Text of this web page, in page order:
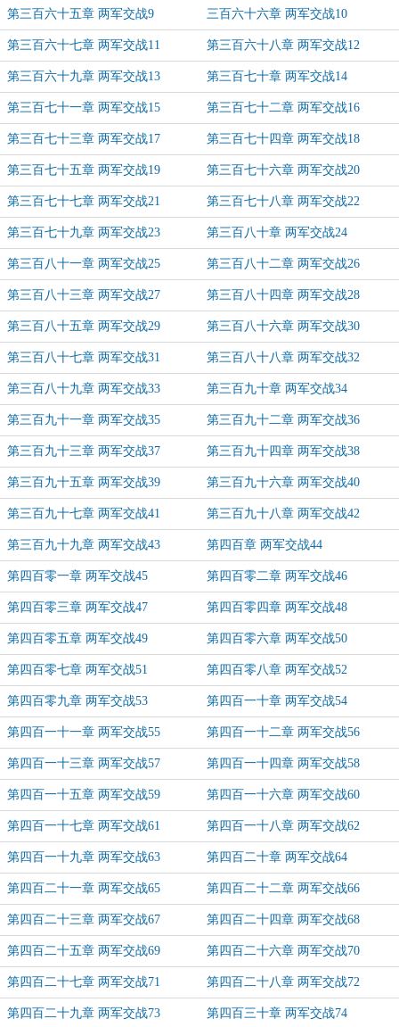
第三百六十五章 两军交战9 三百六十六章 两军交战10
第三百六十七章 两军交战11 第三百六十八章 两军交战12
第三百六十九章 两军交战13 第三百七十章 两军交战14
第三百七十一章 两军交战15 第三百七十二章 两军交战16
第三百七十三章 两军交战17 第三百七十四章 两军交战18
第三百七十五章 两军交战19 第三百七十六章 两军交战20
第三百七十七章 两军交战21 第三百七十八章 两军交战22
第三百七十九章 两军交战23 第三百八十章 两军交战24
第三百八十一章 两军交战25 第三百八十二章 两军交战26
第三百八十三章 两军交战27 第三百八十四章 两军交战28
第三百八十五章 两军交战29 第三百八十六章 两军交战30
第三百八十七章 两军交战31 第三百八十八章 两军交战32
第三百八十九章 两军交战33 第三百九十章 两军交战34
第三百九十一章 两军交战35 第三百九十二章 两军交战36
第三百九十三章 两军交战37 第三百九十四章 两军交战38
第三百九十五章 两军交战39 第三百九十六章 两军交战40
第三百九十七章 两军交战41 第三百九十八章 两军交战42
第三百九十九章 两军交战43 第四百章 两军交战44
第四百零一章 两军交战45 第四百零二章 两军交战46
第四百零三章 两军交战47 第四百零四章 两军交战48
第四百零五章 两军交战49 第四百零六章 两军交战50
第四百零七章 两军交战51 第四百零八章 两军交战52
第四百零九章 两军交战53 第四百一十章 两军交战54
第四百一十一章 两军交战55 第四百一十二章 两军交战56
第四百一十三章 两军交战57 第四百一十四章 两军交战58
第四百一十五章 两军交战59 第四百一十六章 两军交战60
第四百一十七章 两军交战61 第四百一十八章 两军交战62
第四百一十九章 两军交战63 第四百二十章 两军交战64
第四百二十一章 两军交战65 第四百二十二章 两军交战66
第四百二十三章 两军交战67 第四百二十四章 两军交战68
第四百二十五章 两军交战69 第四百二十六章 两军交战70
第四百二十七章 两军交战71 第四百二十八章 两军交战72
第四百二十九章 两军交战73 第四百三十章 两军交战74